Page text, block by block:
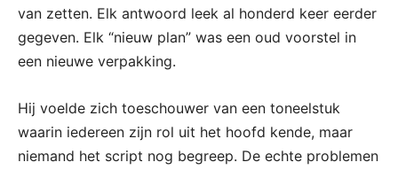
van zetten. Elk antwoord leek al honderd keer eerder
gegeven. Elk “nieuw plan” was een oud voorstel in
een nieuwe verpakking.
Hij voelde zich toeschouwer van een toneelstuk
waarin iedereen zijn rol uit het hoofd kende, maar
niemand het script nog begreep. De echte problemen